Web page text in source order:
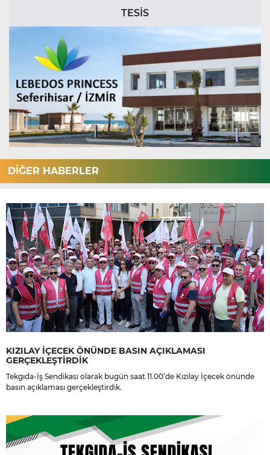
TESİS
DİĞER HABERLER
KIZILAY İÇECEK ÖNÜNDE BASIN AÇIKLAMASI
GERÇEKLEŞTİRDİK
Tekgıda-İş Sendikası olarak bugün saat 11.00’de Kızılay İçecek önünde
basın açıklaması gerçekleştirdik.